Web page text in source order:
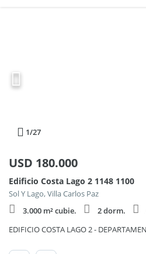
1/27
USD 180.000
Edificio Costa Lago 2 1148 1100
Sol Y Lago, Villa Carlos Paz
3.000 m² cubie.
2 dorm.